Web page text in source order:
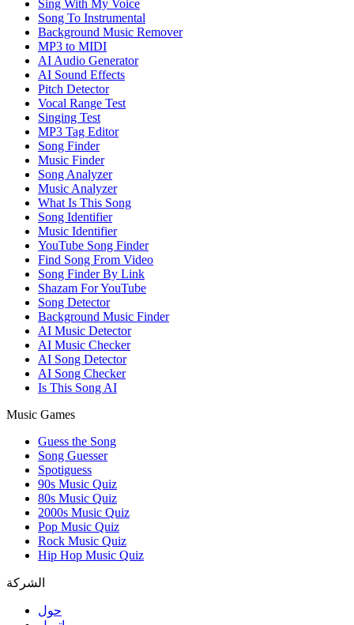
Sing With My Voice
Song To Instrumental
Background Music Remover
MP3 to MIDI
AI Audio Generator
AI Sound Effects
Pitch Detector
Vocal Range Test
Singing Test
MP3 Tag Editor
Song Finder
Music Finder
Song Analyzer
Music Analyzer
What Is This Song
Song Identifier
Music Identifier
YouTube Song Finder
Find Song From Video
Song Finder By Link
Shazam For YouTube
Song Detector
Background Music Finder
AI Music Detector
AI Music Checker
AI Song Detector
AI Song Checker
Is This Song AI
Music Games
Guess the Song
Song Guesser
Spotiguess
90s Music Quiz
80s Music Quiz
2000s Music Quiz
Pop Music Quiz
Rock Music Quiz
Hip Hop Music Quiz
الشركة
حول